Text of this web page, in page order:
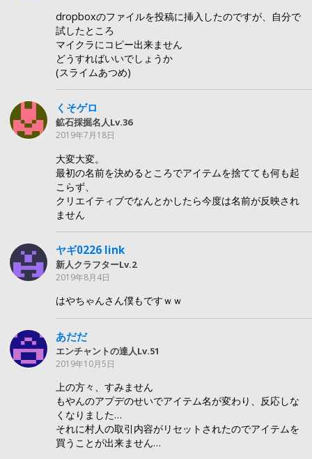
dropboxのファイルを投稿に挿入したのですが、自分で
試したところ
マイクラにコピー出来ません
どうすればいいでしょうか
(スライムあつめ)
くそゲロ
鉱石採掘名人Lv.36
2019年7月18日
大変大変。
最初の名前を決めるところでアイテムを捨てても何も起
こらず、
クリエイティブでなんとかしたら今度は名前が反映され
ません
ヤギ0226 link
新人クラフターLv.2
2019年8月4日
はやちゃんさん僕もですｗｗ
あだだ
エンチャントの達人Lv.51
2019年10月5日
上の方々、すみません
もやんのアプデのせいでアイテム名が変わり、反応しな
くなりました…
それに村人の取引内容がリセットされたのでアイテムを
買うことが出来ません…